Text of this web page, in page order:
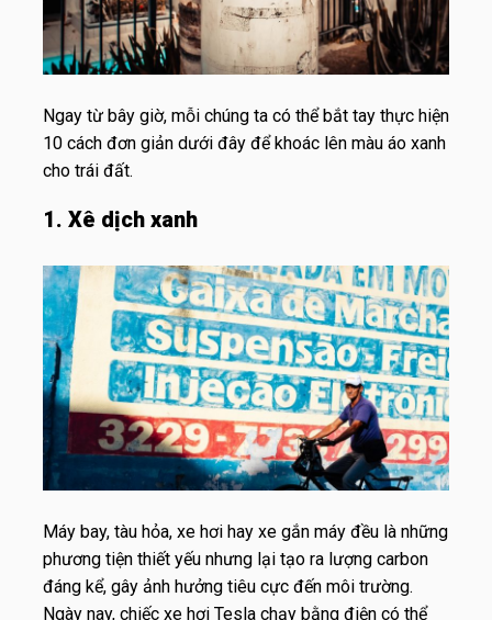
Ngay từ bây giờ, mỗi chúng ta có thể bắt tay thực hiện
10 cách đơn giản dưới đây để khoác lên màu áo xanh
cho trái đất.
1. Xê dịch xanh
Máy bay, tàu hỏa, xe hơi hay xe gắn máy đều là những
phương tiện thiết yếu nhưng lại tạo ra lượng carbon
đáng kể, gây ảnh hưởng tiêu cực đến môi trường.
Ngày nay, chiếc xe hơi Tesla chạy bằng điện có thể